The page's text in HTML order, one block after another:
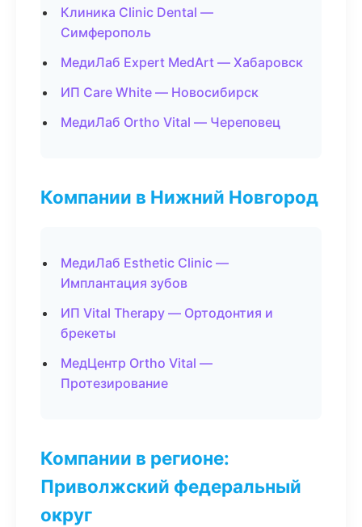
Клиника Clinic Dental —
Симферополь
МедиЛаб Expert MedArt — Хабаровск
ИП Care White — Новосибирск
МедиЛаб Ortho Vital — Череповец
Компании в Нижний Новгород
МедиЛаб Esthetic Clinic —
Имплантация зубов
ИП Vital Therapy — Ортодонтия и
брекеты
МедЦентр Ortho Vital —
Протезирование
Компании в регионе:
Приволжский федеральный
округ